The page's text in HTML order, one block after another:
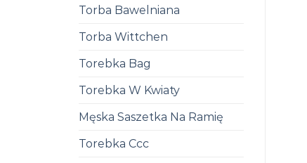
Torba Bawelniana
Torba Wittchen
Torebka Bag
Torebka W Kwiaty
Męska Saszetka Na Ramię
Torebka Ccc